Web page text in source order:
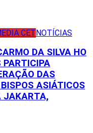
CETNOTÍCIAS
DA SILVA HO
PARTICIPA
DAS
ASIÁTICOS
JAKARTA,